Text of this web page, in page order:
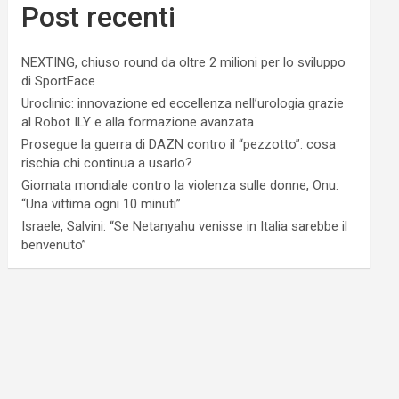
Post recenti
NEXTING, chiuso round da oltre 2 milioni per lo sviluppo
di SportFace
Uroclinic: innovazione ed eccellenza nell’urologia grazie
al Robot ILY e alla formazione avanzata
Prosegue la guerra di DAZN contro il “pezzotto”: cosa
rischia chi continua a usarlo?
Giornata mondiale contro la violenza sulle donne, Onu:
“Una vittima ogni 10 minuti”
Israele, Salvini: “Se Netanyahu venisse in Italia sarebbe il
benvenuto”